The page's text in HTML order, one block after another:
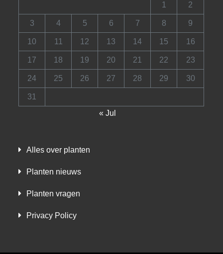
1 2
3 4 5 6 7 8 9
10 11 12 13 14 15 16
17 18 19 20 21 22 23
24 25 26 27 28 29 30
31
« Jul
Alles over planten
Planten nieuws
Planten vragen
Privacy Policy